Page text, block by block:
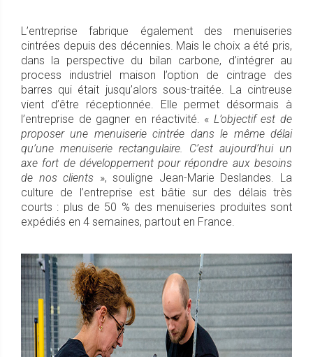
L’entreprise fabrique également des menuiseries
cintrées depuis des décennies. Mais le choix a été pris,
dans la perspective du bilan carbone, d’intégrer au
process industriel maison l’option de cintrage des
barres qui était jusqu’alors sous-traitée. La cintreuse
vient d’être réceptionnée. Elle permet désormais à
l’entreprise de gagner en réactivité. « L’objectif est de
proposer une menuiserie cintrée dans le même délai
qu’une menuiserie rectangulaire. C’est aujourd’hui un
axe fort de développement pour répondre aux besoins
de nos clients », souligne Jean-Marie Deslandes. La
culture de l’entreprise est bâtie sur des délais très
courts : plus de 50 % des menuiseries produites sont
expédiés en 4 semaines, partout en France.